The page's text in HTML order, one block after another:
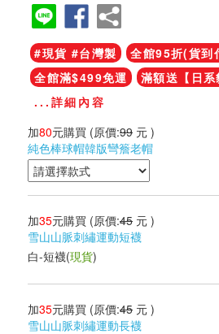
#現貨 #台灣製
全館95折(貨到
全館滿$499免運
滿額送【日系
...詳細內容
加80元購買 (原價:99 元 )
純色棒球帽韓版彎簷老帽
加35元購買 (原價:45 元 )
雪山山脈刺繡運動短襪
白-短襪(現貨)
加35元購買 (原價:45 元 )
雪山山脈刺繡運動長襪